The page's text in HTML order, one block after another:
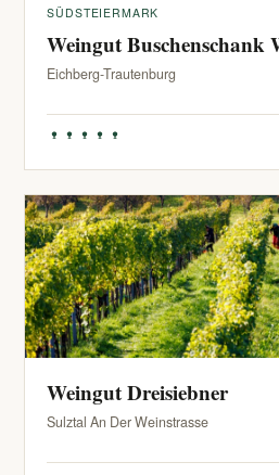
SÜDSTEIERMARK
Weingut Buschenschank
Eichberg-Trautenburg
Weingut Dreisiebner
Sulztal An Der Weinstrasse